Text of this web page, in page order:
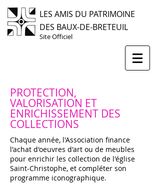
LES AMIS DU PATRIMOINE
DES BAUX-DE-BRETEUIL
Site Officiel
PROTECTION,
VALORISATION ET
ENRICHISSEMENT DES
COLLECTIONS
Chaque année, l'Association finance
l'achat d'oeuvres d'art ou de meubles
pour enrichir les collection de l'église
Saint-Christophe, et compléter son
programme iconographique.​